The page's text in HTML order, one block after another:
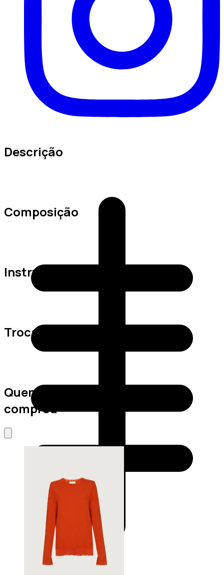
Descrição
Composição
Instruções de Lavagem
Trocas e Devoluções
Quem viu este produto também
comprou